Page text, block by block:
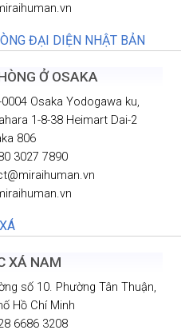
ĐẠI DIỆN NHẬT BẢN
Ở OSAKA
Osaka Yodogawa ku,
1-8-38 Heimart Dai-2
806
3027 7890
XÁ NAM
số 10. Phường Tân Thuận,
Hồ Chí Minh
6686 3208